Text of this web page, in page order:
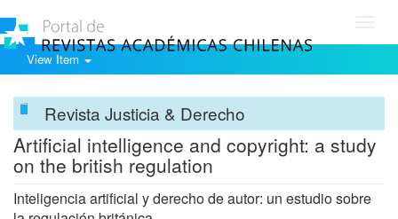
View Item
Revista Justicia & Derecho
Artificial intelligence and copyright: a study
on the british regulation
Inteligencia artificial y derecho de autor: un estudio sobre